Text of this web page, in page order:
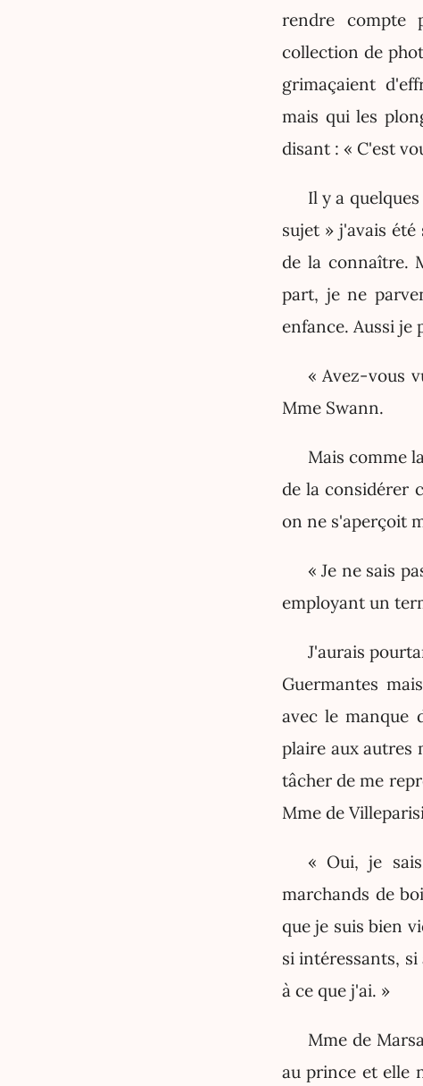
rendre compte
collection de
grimaçaient
mais qui les
disant : « C'est
Il y a
sujet » j'avais
de la connaître.
part, je ne
enfance. Aussi je
« Avez-vous
Mme Swann.
Mais comme
de la considérer
on ne s'aperçoit
« Je ne sais
employant un
J'aurais
Guermantes
avec le manque
plaire aux autres
tâcher de me
Mme de
« Oui, je
marchands de
que je suis bien
si intéressants,
à ce que j'ai. »
Mme de
au prince et elle